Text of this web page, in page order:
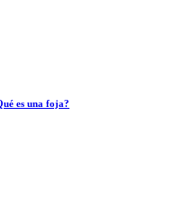
es una foja?